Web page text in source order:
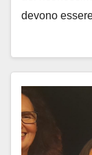
devono